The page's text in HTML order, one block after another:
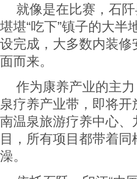
就像是在比赛，石
堪堪“吃下”镇子的大半
设完成，大多数内装修
面而来。
作为康养产业的主
泉疗养产业带，即将
南温泉旅游疗养中心
目，所有项目都带着
澡。